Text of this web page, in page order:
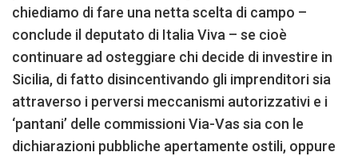
chiediamo di fare una netta scelta di campo –
conclude il deputato di Italia Viva – se cioè
continuare ad osteggiare chi decide di investire in
Sicilia, di fatto disincentivando gli imprenditori sia
attraverso i perversi meccanismi autorizzativi e i
‘pantani’ delle commissioni Via-Vas sia con le
dichiarazioni pubbliche apertamente ostili, oppure